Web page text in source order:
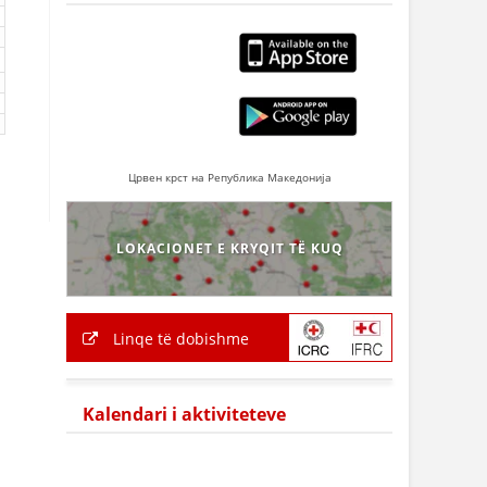
Црвен крст на Република Македонија
LOKACIONET E KRYQIT TË KUQ
Linqe të dobishme
Kalendari i aktiviteteve